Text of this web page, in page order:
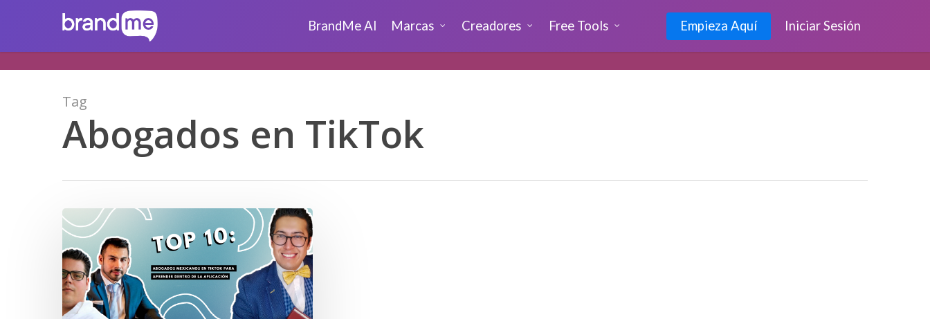
BrandMe AI Marcas Creadores Free Tools Empieza Aquí Iniciar Sesión
Tag
Abogados en TikTok